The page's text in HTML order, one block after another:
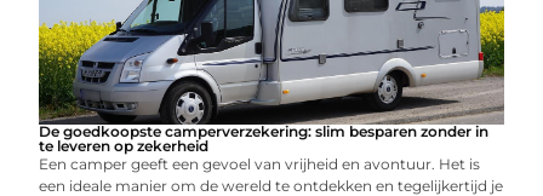
De goedkoopste camperverzekering: slim besparen zonder in
te leveren op zekerheid
Een camper geeft een gevoel van vrijheid en avontuur. Het is
een ideale manier om de wereld te ontdekken en tegelijkertijd je